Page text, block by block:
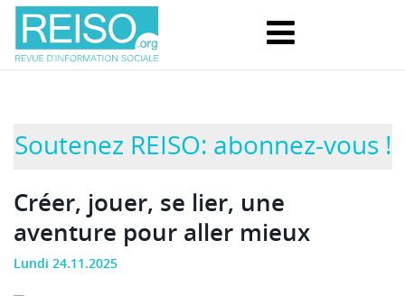
Soutenez REISO: abonnez-vous !
Créer, jouer, se lier, une
aventure pour aller mieux
Lundi 24.11.2025